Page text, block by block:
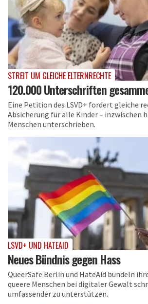
STREIT UM GLEICHE ELTERNRECHTE
120.000 Unterschriften
Eine Petition des LSVD+ fordert gleiche
Absicherung für alle Kinder – inzwischen
Menschen unterschrieben.
LSVD+ UND HATEAID
Neues Bündnis gegen Hass
QueerSafe Berlin und HateAid bündeln
queere Menschen bei digitaler Gewalt
umfassender zu unterstützen.